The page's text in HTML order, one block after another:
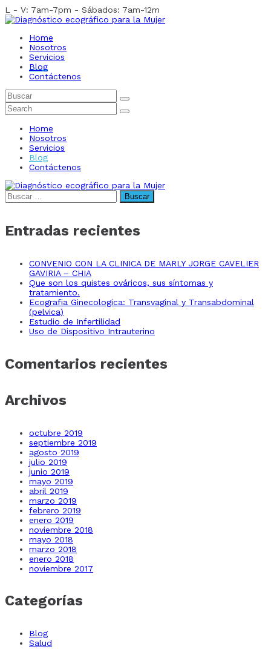
L - V: 7am-7pm - Sábados: 7am-12m
Home
Nosotros
Servicios
Blog
Contáctenos
Home
Nosotros
Servicios
Blog
Contáctenos
Buscar:
Entradas recientes
CONVENIO CON LA CLINICA DE MARLY JORGE CAVELIER
GAVIRIA – CHIA
Que son los quistes ováricos, sus síntomas y
tratamiento.
Ecografia Ginecologica: Transvaginal y Transabdominal
(pelvica)
Estudio de Infertilidad
Uso de Dispositivo Intrauterino
Comentarios recientes
Archivos
octubre 2019
septiembre 2019
agosto 2019
julio 2019
junio 2019
mayo 2019
abril 2019
marzo 2019
febrero 2019
enero 2019
noviembre 2018
mayo 2018
marzo 2018
enero 2018
noviembre 2017
Categorías
Blog
Salud